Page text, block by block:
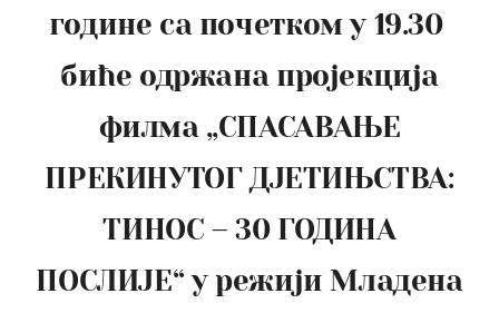
године са почетком у 19.30
биће одржана пројекција
филма „СПАСАВАЊЕ
ПРЕКИНУТОГ ДЈЕТИЊСТВА:
ТИНОС – 30 ГОДИНА
ПОСЛИЈЕ“ у режији Младена